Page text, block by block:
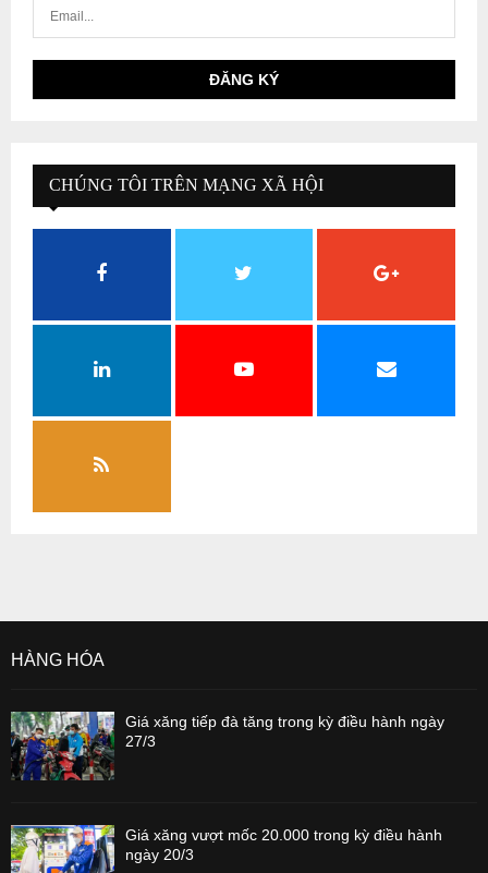
CHÚNG TÔI TRÊN MẠNG XÃ HỘI
HÀNG HÓA
Giá xăng tiếp đà tăng trong kỳ điều hành ngày
27/3
Giá xăng vượt mốc 20.000 trong kỳ điều hành
ngày 20/3